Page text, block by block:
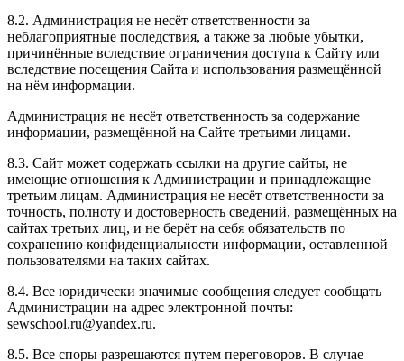
8.2. Администрация не несёт ответственности за
неблагоприятные последствия, а также за любые убытки,
причинённые вследствие ограничения доступа к Сайту или
вследствие посещения Сайта и использования размещённой
на нём информации.
Администрация не несёт ответственность за содержание
информации, размещённой на Сайте третьими лицами.
8.3. Сайт может содержать ссылки на другие сайты, не
имеющие отношения к Администрации и принадлежащие
третьим лицам. Администрация не несёт ответственности за
точность, полноту и достоверность сведений, размещённых на
сайтах третьих лиц, и не берёт на себя обязательств по
сохранению конфиденциальности информации, оставленной
пользователями на таких сайтах.
8.4. Все юридически значимые сообщения следует сообщать
Администрации на адрес электронной почты:
sewschool.ru@yandex.ru.
8.5. Все споры разрешаются путем переговоров. В случае